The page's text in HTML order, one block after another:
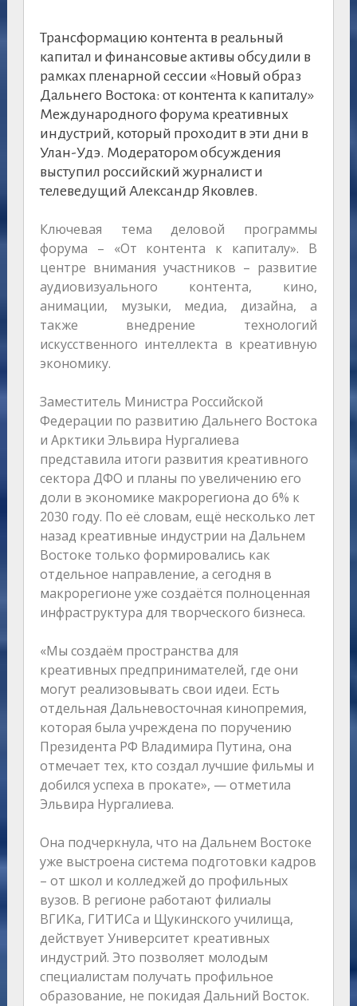
Трансформацию контента в реальный
капитал и финансовые активы обсудили в
рамках пленарной сессии «Новый образ
Дальнего Востока: от контента к капиталу»
Международного форума креативных
индустрий, который проходит в эти дни в
Улан-Удэ. Модератором обсуждения
выступил российский журналист и
телеведущий Александр Яковлев.
Ключевая тема деловой программы
форума – «От контента к капиталу». В
центре внимания участников – развитие
аудиовизуального контента, кино,
анимации, музыки, медиа, дизайна, а
также внедрение технологий
искусственного интеллекта в креативную
экономику.
Заместитель Министра Российской
Федерации по развитию Дальнего Востока
и Арктики Эльвира Нургалиева
представила итоги развития креативного
сектора ДФО и планы по увеличению его
доли в экономике макрорегиона до 6% к
2030 году. По её словам, ещё несколько лет
назад креативные индустрии на Дальнем
Востоке только формировались как
отдельное направление, а сегодня в
макрорегионе уже создаётся полноценная
инфраструктура для творческого бизнеса.
«Мы создаём пространства для
креативных предпринимателей, где они
могут реализовывать свои идеи. Есть
отдельная Дальневосточная кинопремия,
которая была учреждена по поручению
Президента РФ Владимира Путина, она
отмечает тех, кто создал лучшие фильмы и
добился успеха в прокате», — отметила
Эльвира Нургалиева.
Она подчеркнула, что на Дальнем Востоке
уже выстроена система подготовки кадров
– от школ и колледжей до профильных
вузов. В регионе работают филиалы
ВГИКа, ГИТИСа и Щукинского училища,
действует Университет креативных
индустрий. Это позволяет молодым
специалистам получать профильное
образование, не покидая Дальний Восток.